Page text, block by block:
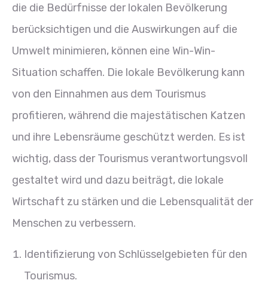
die die Bedürfnisse der lokalen Bevölkerung
berücksichtigen und die Auswirkungen auf die
Umwelt minimieren, können eine Win-Win-
Situation schaffen. Die lokale Bevölkerung kann
von den Einnahmen aus dem Tourismus
profitieren, während die majestätischen Katzen
und ihre Lebensräume geschützt werden. Es ist
wichtig, dass der Tourismus verantwortungsvoll
gestaltet wird und dazu beiträgt, die lokale
Wirtschaft zu stärken und die Lebensqualität der
Menschen zu verbessern.
Identifizierung von Schlüsselgebieten für den
Tourismus.